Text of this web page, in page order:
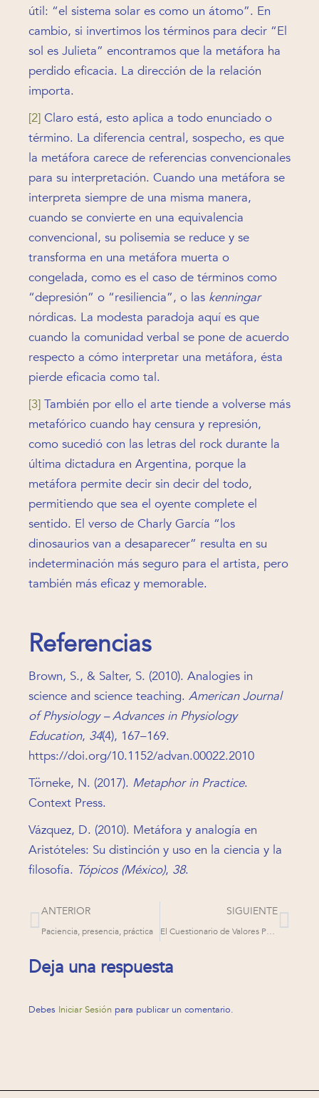
útil: “el sistema solar es como un átomo”. En
cambio, si invertimos los términos para decir “El
sol es Julieta” encontramos que la metáfora ha
perdido eficacia. La dirección de la relación
importa.
[2] Claro está, esto aplica a todo enunciado o
término. La diferencia central, sospecho, es que
la metáfora carece de referencias convencionales
para su interpretación. Cuando una metáfora se
interpreta siempre de una misma manera,
cuando se convierte en una equivalencia
convencional, su polisemia se reduce y se
transforma en una metáfora muerta o
congelada, como es el caso de términos como
“depresión” o “resiliencia”, o las kenningar
nórdicas. La modesta paradoja aquí es que
cuando la comunidad verbal se pone de acuerdo
respecto a cómo interpretar una metáfora, ésta
pierde eficacia como tal.
[3] También por ello el arte tiende a volverse más
metafórico cuando hay censura y represión,
como sucedió con las letras del rock durante la
última dictadura en Argentina, porque la
metáfora permite decir sin decir del todo,
permitiendo que sea el oyente complete el
sentido. El verso de Charly García “los
dinosaurios van a desaparecer” resulta en su
indeterminación más seguro para el artista, pero
también más eficaz y memorable.
Referencias
Brown, S., & Salter, S. (2010). Analogies in
science and science teaching. American Journal
of Physiology – Advances in Physiology
Education, 34(4), 167–169.
https://doi.org/10.1152/advan.00022.2010
Törneke, N. (2017). Metaphor in Practice.
Context Press.
Vázquez, D. (2010). Metáfora y analogía en
Aristóteles: Su distinción y uso en la ciencia y la
filosofía. Tópicos (México), 38.
ANTERIOR
Paciencia, presencia, práctica
SIGUIENTE
El Cuestionario de Valores Personales II
Deja una respuesta
Debes Iniciar Sesión para publicar un comentario.